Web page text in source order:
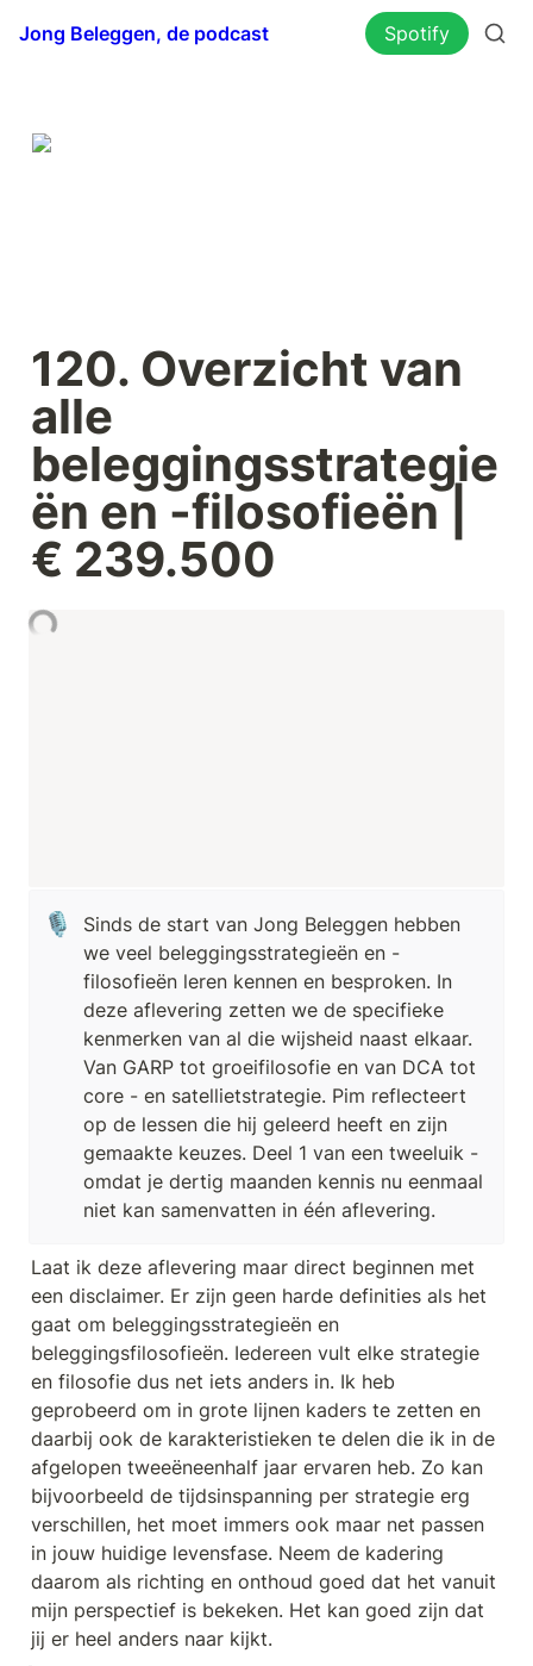
Jong Beleggen, de podcast Spotify
120. Overzicht van
alle
beleggingsstrategie
ën en -filosofieën |
€ 239.500
🎙️
Sinds de start van Jong Beleggen hebben
we veel beleggingsstrategieën en -
filosofieën leren kennen en besproken. In
deze aflevering zetten we de specifieke
kenmerken van al die wijsheid naast elkaar.
Van GARP tot groeifilosofie en van DCA tot
core - en satellietstrategie. Pim reflecteert
op de lessen die hij geleerd heeft en zijn
gemaakte keuzes. Deel 1 van een tweeluik -
omdat je dertig maanden kennis nu eenmaal
niet kan samenvatten in één aflevering.
Laat ik deze aflevering maar direct beginnen met
een disclaimer. Er zijn geen harde definities als het
gaat om beleggingsstrategieën en
beleggingsfilosofieën. Iedereen vult elke strategie
en filosofie dus net iets anders in. Ik heb
geprobeerd om in grote lijnen kaders te zetten en
daarbij ook de karakteristieken te delen die ik in de
afgelopen tweeëneenhalf jaar ervaren heb. Zo kan
bijvoorbeeld de tijdsinspanning per strategie erg
verschillen, het moet immers ook maar net passen
in jouw huidige levensfase. Neem de kadering
daarom als richting en onthoud goed dat het vanuit
mijn perspectief is bekeken. Het kan goed zijn dat
jij er heel anders naar kijkt.